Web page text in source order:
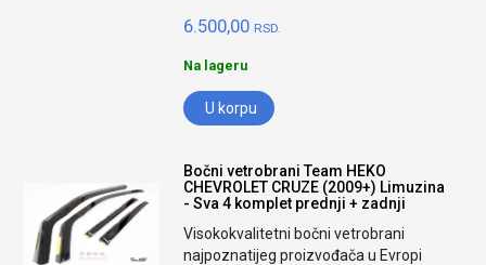
6.500,00 RSD.
Na lageru
U korpu
Bočni vetrobrani Team HEKO
CHEVROLET CRUZE (2009+) Limuzina
- Sva 4 komplet prednji + zadnji
Visokokvalitetni bočni vetrobrani
najpoznatijeg proizvođača u Evropi